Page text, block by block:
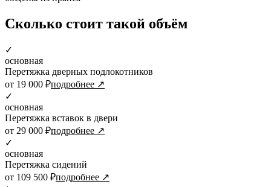
Сколько стоит такой объём
✓
основная
Перетяжка дверных подлокотников
от 19 000 ₽подробнее ↗
✓
основная
Перетяжка вставок в двери
от 29 000 ₽подробнее ↗
✓
основная
Перетяжка сидений
от 109 500 ₽подробнее ↗